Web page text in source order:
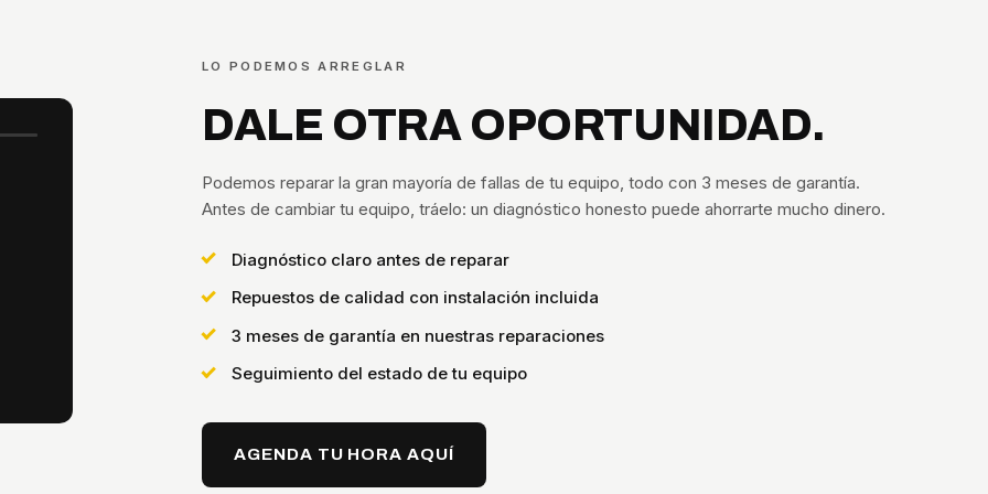
LO PODEMOS ARREGLAR
DALE OTRA OPORTUNIDAD.
Podemos reparar la gran mayoría de fallas de tu equipo, todo con 3 meses de garantía.
Antes de cambiar tu equipo, tráelo: un diagnóstico honesto puede ahorrarte mucho dinero.
Diagnóstico claro antes de reparar
Repuestos de calidad con instalación incluida
3 meses de garantía en nuestras reparaciones
Seguimiento del estado de tu equipo
AGENDA TU HORA AQUÍ